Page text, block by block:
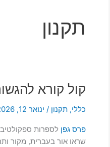
תקנון
קול קורא
כללי, תקנון / ינואר 12, 2026
פרס גפן לספרות
שראו אור בעברית, מקור